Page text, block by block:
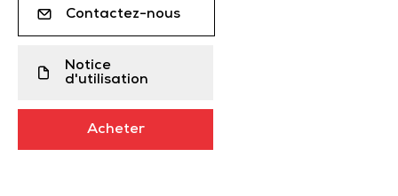
Contactez-nous
Notice
d'utilisation
Acheter